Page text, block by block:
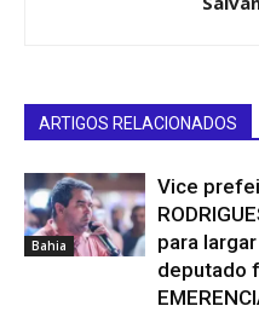
ARTIGOS RELACIONADOS
Bahia
Vice
para
deputado